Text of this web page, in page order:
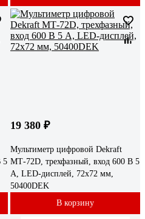
5
19 380 ₽
Мультиметр цифровой Dekraft
МТ-72D, трехфазный, вход 600 В 5
А, LED-дисплей, 72х72 мм,
50400DEK
В корзину